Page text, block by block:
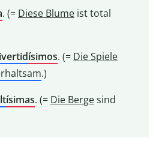
. (= Diese Blumeist total
ísimos. (= Die Spiele
.)
ísimas. (= Die Bergesind